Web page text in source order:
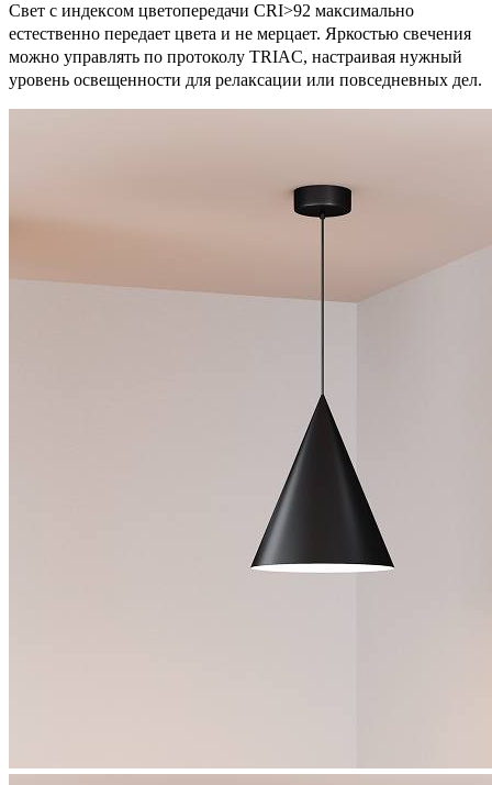
Свет с индексом цветопередачи CRI>92 максимально
естественно передает цвета и не мерцает. Яркостью свечения
можно управлять по протоколу TRIAC, настраивая нужный
уровень освещенности для релаксации или повседневных дел.